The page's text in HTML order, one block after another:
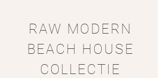
RAW MODERN
BEACH HOUSE
COLLECTIE